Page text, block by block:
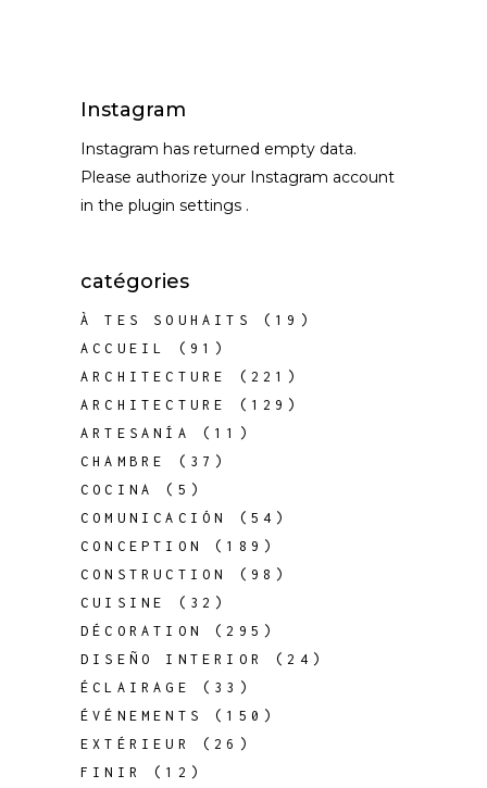
Instagram
Instagram has returned empty data.
Please authorize your Instagram account
in the plugin settings .
catégories
À TES SOUHAITS
(19)
ACCUEIL
(91)
ARCHITECTURE
(221)
ARCHITECTURE
(129)
ARTESANÍA
(11)
CHAMBRE
(37)
COCINA
(5)
COMUNICACIÓN
(54)
CONCEPTION
(189)
CONSTRUCTION
(98)
CUISINE
(32)
DÉCORATION
(295)
DISEÑO INTERIOR
(24)
ÉCLAIRAGE
(33)
ÉVÉNEMENTS
(150)
EXTÉRIEUR
(26)
FINIR
(12)